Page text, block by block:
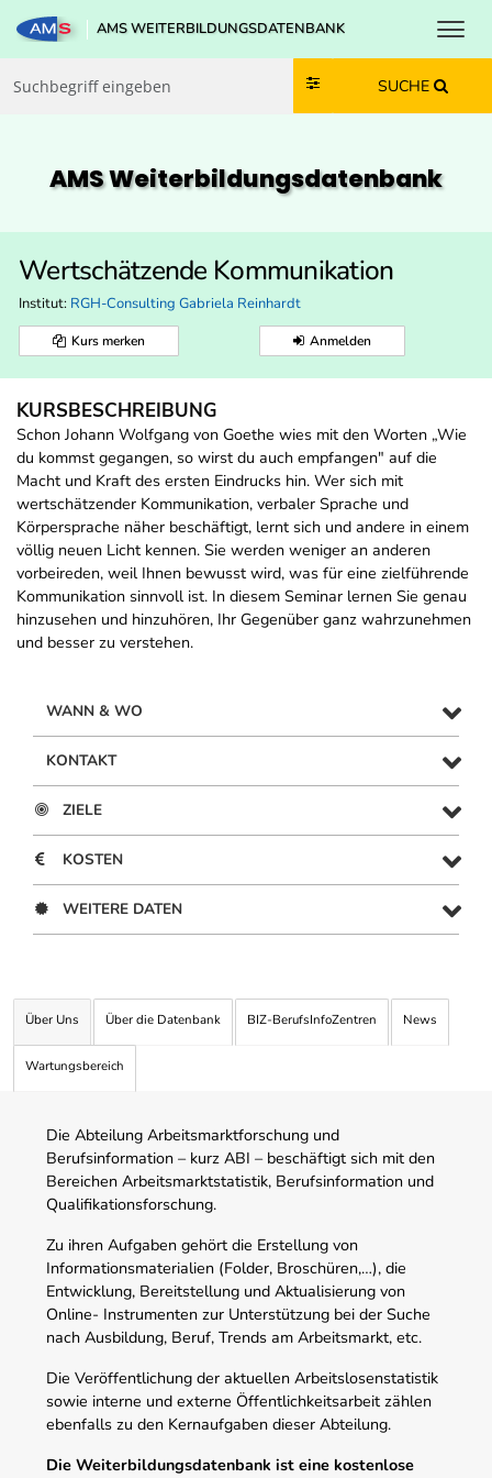
Zum Inhalt springen
Zum Navmenü springen
Zur Suche springen
Zur Footer springen
AMS WEITERBILDUNGSDATENBANK
SUCHE
AMS Weiterbildungs­datenbank
Wertschätzende Kommunikation
Institut: RGH-Consulting Gabriela Reinhardt
Kurs merken Anmelden
KURSBESCHREIBUNG
Schon Johann Wolfgang von Goethe wies mit den Worten „Wie
du kommst gegangen, so wirst du auch empfangen" auf die
Macht und Kraft des ersten Eindrucks hin. Wer sich mit
wertschätzender Kommunikation, verbaler Sprache und
Körpersprache näher beschäftigt, lernt sich und andere in einem
völlig neuen Licht kennen. Sie werden weniger an anderen
vorbeireden, weil Ihnen bewusst wird, was für eine zielführende
Kommunikation sinnvoll ist. In diesem Seminar lernen Sie genau
hinzusehen und hinzuhören, Ihr Gegenüber ganz wahrzunehmen
und besser zu verstehen.
WANN & WO
KONTAKT
ZIELE
KOSTEN
WEITERE DATEN
Über Uns Über die Datenbank BIZ-BerufsInfoZentren News
Wartungsbereich
Die Abteilung Arbeitsmarktforschung und
Berufsinformation – kurz ABI – beschäftigt sich mit den
Bereichen Arbeitsmarktstatistik, Berufsinformation und
Qualifikationsforschung.
Zu ihren Aufgaben gehört die Erstellung von
Informationsmaterialien (Folder, Broschüren,…), die
Entwicklung, Bereitstellung und Aktualisierung von
Online- Instrumenten zur Unterstützung bei der Suche
nach Ausbildung, Beruf, Trends am Arbeitsmarkt, etc.
Die Veröffentlichung der aktuellen Arbeitslosenstatistik
sowie interne und externe Öffentlichkeitsarbeit zählen
ebenfalls zu den Kernaufgaben dieser Abteilung.
Die Weiterbildungsdatenbank ist eine kostenlose